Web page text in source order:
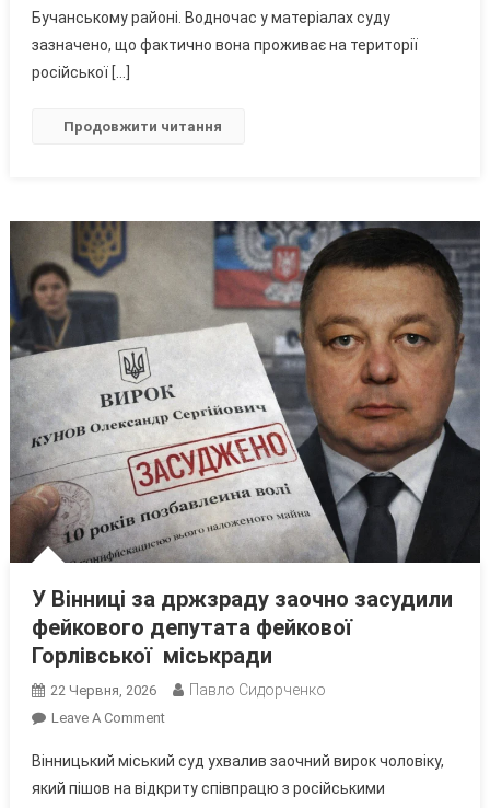
Повалій?
Бучанському районі. Водночас у матеріалах суду
зазначено, що фактично вона проживає на території
російської […]
Продовжити читання
У Вінниці за држзраду заочно засудили
фейкового депутата фейкової
Горлівської міськради
22 Червня, 2026 Павло Сидорченко
Leave A CommentOn
Вінниці
За
Вінницький міський суд ухвалив заочний вирок чоловіку,
який пішов на відкриту співпрацю з російськими